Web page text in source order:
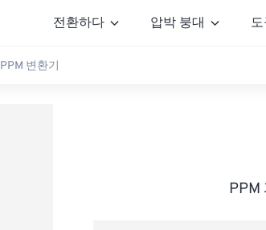
전환하다 압박 붕대
PPM 변환기
PPM